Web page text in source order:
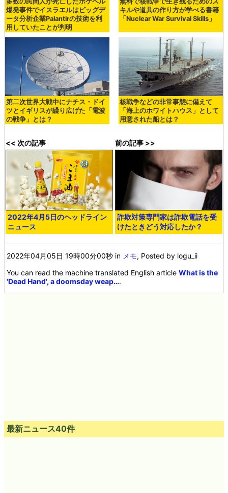
爆発事件でイスラエルはビッグデ
ータ分析企業Palantirの技術を利
用していたことが判明
キルや道具の作り方が学べる書籍
「Nuclear War Survival Skills」
第二次世界大戦中にナチス・ドイ
ツとイギリスが繰り広げた「電波
の戦争」とは？
核戦争などの非常事態に備えて
「海上のホワイトハウス」として
用意された船とは？
<< 次の記事
2022年4月5日のヘッドライン
ニュース
前の記事 >>
詐欺対策専門家は詐欺電話を受
けたときどう対応したか？
2022年04月05日 19時00分00秒 in メモ, Posted by logu_ii
You can read the machine translated English articleWhat is the
'Dead Hand', a doomsday weap….
最新ニュース40件